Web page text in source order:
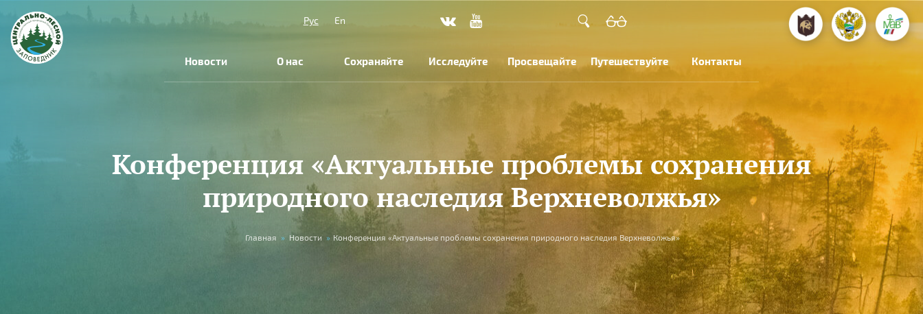
Перейти к основному содержанию
Рус
En
Новости О нас Сохраняйте Исследуйте Просвещайте Путешествуйте Контакты
Конференция «Актуальные проблемы сохранения
природного наследия Верхневолжья»
Главная » Новости » Конференция «Актуальные проблемы сохранения природного наследия Верхневолжья»